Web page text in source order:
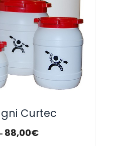
Curtec
- 88,00€